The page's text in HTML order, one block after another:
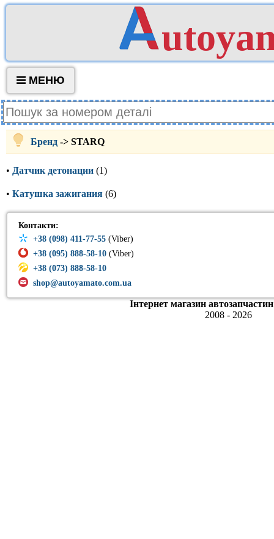
МЕНЮ
Бренд -> STARQ
• Датчик детонации (1)
• Катушка зажигания (6)
Контакти:
+38 (098) 411-77-55 (Viber)
+38 (095) 888-58-10 (Viber)
+38 (073) 888-58-10
shop@autoyamato.com.ua
Інтернет магазин
2008 - 2026